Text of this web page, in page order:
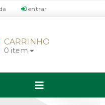
entrar
CARRINHO
0 item